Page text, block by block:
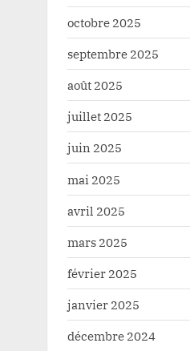
octobre 2025
septembre 2025
août 2025
juillet 2025
juin 2025
mai 2025
avril 2025
mars 2025
février 2025
janvier 2025
décembre 2024